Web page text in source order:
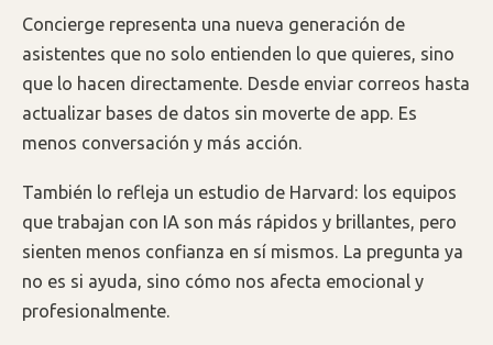
Concierge representa una nueva generación de
asistentes que no solo entienden lo que quieres, sino
que lo hacen directamente. Desde enviar correos hasta
actualizar bases de datos sin moverte de app. Es
menos conversación y más acción.
También lo refleja un estudio de Harvard: los equipos
que trabajan con IA son más rápidos y brillantes, pero
sienten menos confianza en sí mismos. La pregunta ya
no es si ayuda, sino cómo nos afecta emocional y
profesionalmente.